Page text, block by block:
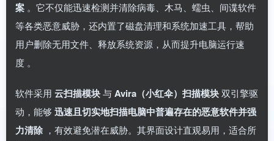
案 。它不仅能迅速检测并清除病毒、木马、蠕虫、间谍软件
等各类恶意威胁，还内置了磁盘清理和系统加速工具，帮助
用户删除无用文件、释放系统资源，从而提升电脑运行速
度 。
软件采用 云扫描模块与Avira（小红伞）扫描模块双引擎驱
动，能够 迅速且切实地扫描电脑中普遍存在的恶意软件并强
力清除 ，有效避免潜在威胁。其界面设计直观易用，适合所